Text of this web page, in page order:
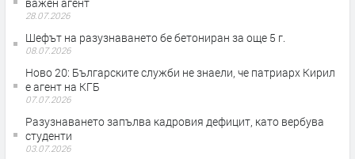
важен агент
28.07.2026
Шефът на разузнаването бе бетониран за още 5 г.
08.07.2026
Ново 20: Българските служби не знаели, че патриарх Кирил
е агент на КГБ
07.07.2026
Разузнаването запълва кадровия дефицит, като вербува
студенти
03.07.2026